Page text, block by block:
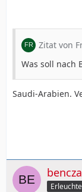
Zitat von
Was soll nach
Saudi-Arabien.
bencza